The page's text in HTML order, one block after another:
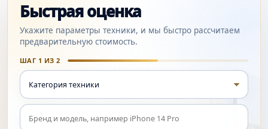
Быстрая оценка
Укажите параметры техники, и мы быстро рассчитаем
предварительную стоимость.
ШАГ 1 ИЗ 2